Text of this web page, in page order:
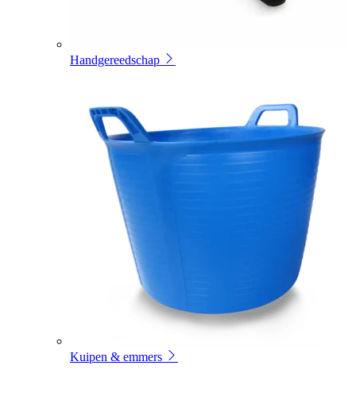
Handgereedschap
Kuipen & emmers